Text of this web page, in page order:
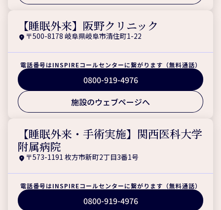
【睡眠外来】阪野クリニック
〒500-8178 岐阜県岐阜市清住町1-22
電話番号はINSPIREコールセンターに繋がります（無料通話）
0800-919-4976
施設のウェブページへ
【睡眠外来・手術実施】関西医科大学
附属病院
〒573-1191 枚方市新町2丁目3番1号
電話番号はINSPIREコールセンターに繋がります（無料通話）
0800-919-4976